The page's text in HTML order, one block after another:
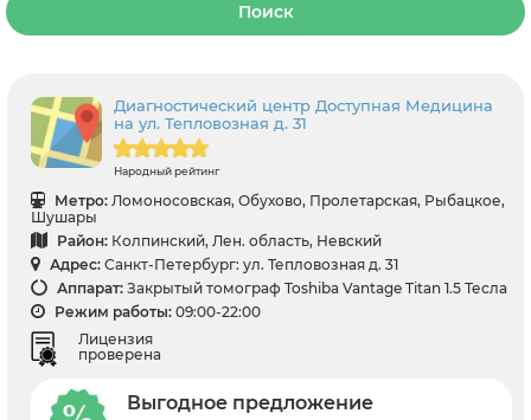
Поиск
Диагностический центр Доступная Медицина
на ул. Тепловозная д. 31
Народный рейтинг
Метро: Ломоносовская, Обухово, Пролетарская, Рыбацкое,
Шушары
Район: Колпинский, Лен. область, Невский
Адрес: Санкт-Петербург: ул. Тепловозная д. 31
Аппарат: Закрытый томограф Toshiba Vantage Titan 1.5 Тесла
Режим работы: 09:00-22:00
Лицензия
проверена
Выгодное предложение